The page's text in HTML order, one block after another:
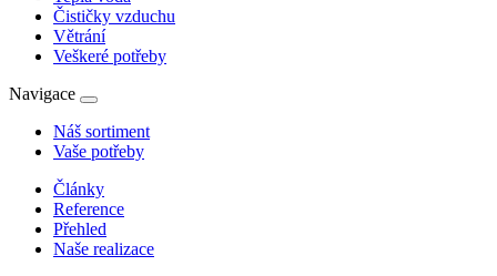
Čističky vzduchu
Větrání
Veškeré potřeby
Navigace
Náš sortiment
Vaše potřeby
Články
Reference
Přehled
Naše realizace